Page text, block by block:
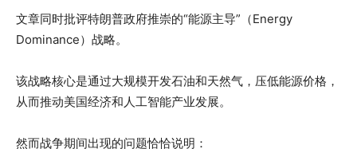
文章同时批评特朗普政府推崇的“能源主导”（Energy
Dominance）战略。
该战略核心是通过大规模开发石油和天然气，压低能源价格，
从而推动美国经济和人工智能产业发展。
然而战争期间出现的问题恰恰说明：